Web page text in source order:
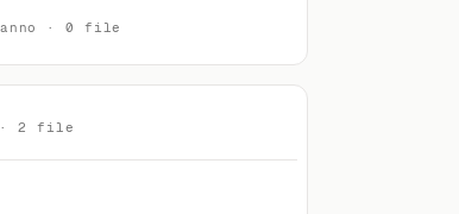
anno · 0 file
· 2 file